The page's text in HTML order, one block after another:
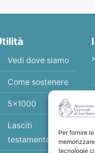
Per fornire
tecnologie
Vedi dove siamo
Come sostenere
5x1000
Lasciti
testamentari